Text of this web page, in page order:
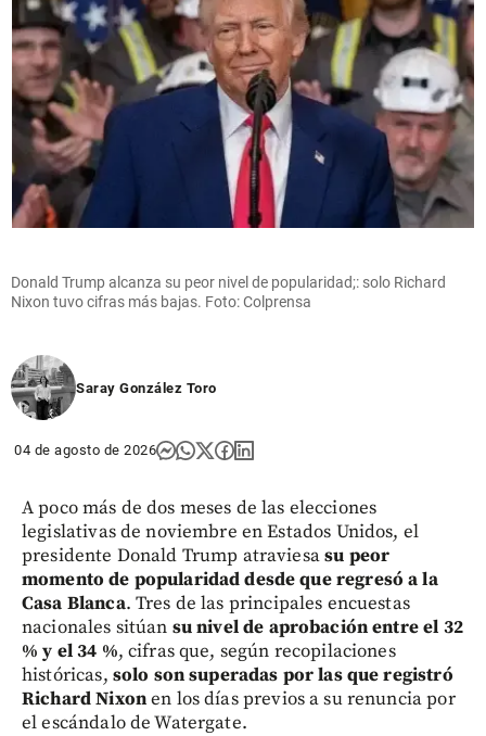
Donald Trump alcanza su peor nivel de popularidad;: solo Richard
Nixon tuvo cifras más bajas. Foto: Colprensa
Saray González Toro
04 de agosto de 2026
A poco más de dos meses de las elecciones
legislativas de noviembre en Estados Unidos, el
presidente Donald Trump atraviesasu peor
momento de popularidad desde que regresó a la
Casa Blanca. Tres de las principales encuestas
nacionales sitúan su nivel de aprobación entre el 32
% y el 34 %, cifras que, según recopilaciones
históricas, solo son superadas por las que registró
Richard Nixonen los días previos a su renuncia por
el escándalo de Watergate.